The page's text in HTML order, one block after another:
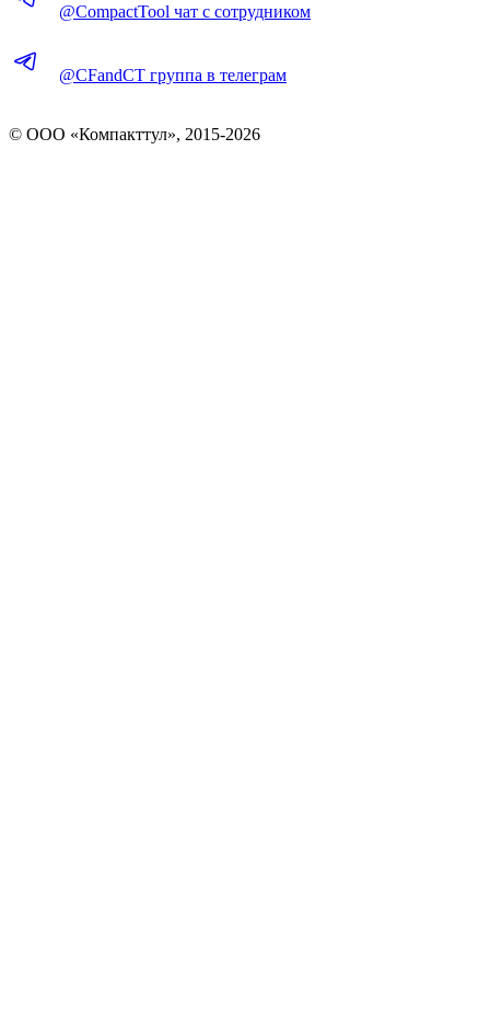
@CompactTool чат с сотрудником
@CFandCT группа в телеграм
© OOO «Компакттул», 2015-2026